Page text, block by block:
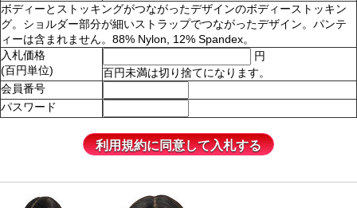
ボディーとストッキングがつながったデザインのボディーストッキン
グ。ショルダー部分が細いストラップでつながったデザイン。パンテ
ィーは含まれません。88% Nylon, 12% Spandex。
入札価格
(百円単位)
円
百円未満は切り捨てになります。
会員番号
パスワード